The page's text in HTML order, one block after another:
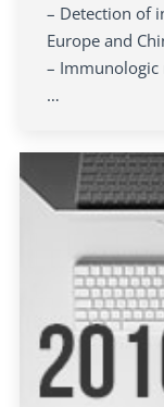
– Detection of
Europe and
– Immunologic
…